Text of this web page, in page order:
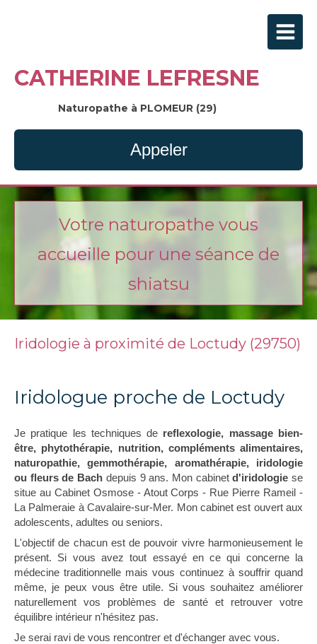
CATHERINE LEFRESNE
Naturopathe à PLOMEUR (29)
Appeler
Votre naturopathe vous
accueille pour une séance de
shiatsu
Iridologie à proximité de Loctudy (29750)
Iridologue proche de Loctudy
Je pratique les techniques de reflexologie, massage bien-
être, phytothérapie, nutrition, compléments alimentaires,
naturopathie, gemmothérapie, aromathérapie, iridologie
ou fleurs de Bach depuis 9 ans. Mon cabinetd'iridologie se
situe au Cabinet Osmose - Atout Corps - Rue Pierre Rameil -
La Palmeraie à Cavalaire-sur-Mer. Mon cabinet est ouvert aux
adolescents, adultes ou seniors.
L'objectif de chacun est de pouvoir vivre harmonieusement le
présent. Si vous avez tout essayé en ce qui concerne la
médecine traditionnelle mais vous continuez à souffrir quand
même, je peux vous être utile. Si vous souhaitez améliorer
naturellement vos problèmes de santé et retrouver votre
équilibre intérieur n'hésitez pas.
Je serai ravi de vous rencontrer et d'échanger avec vous.